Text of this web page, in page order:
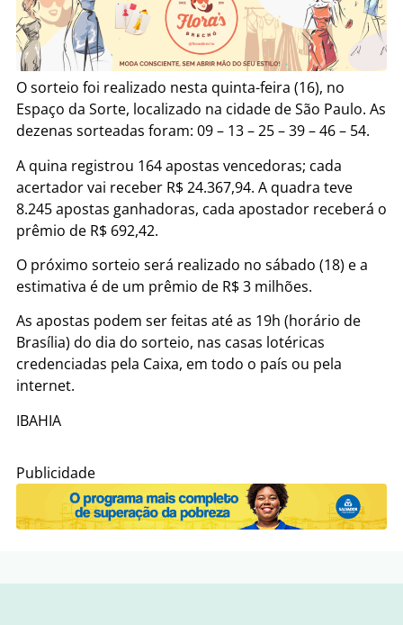
O sorteio foi realizado nesta quinta-feira (16), no
Espaço da Sorte, localizado na cidade de São Paulo. As
dezenas sorteadas foram: 09 – 13 – 25 – 39 – 46 – 54.
A quina registrou 164 apostas vencedoras; cada
acertador vai receber R$ 24.367,94. A quadra teve
8.245 apostas ganhadoras, cada apostador receberá o
prêmio de R$ 692,42.
O próximo sorteio será realizado no sábado (18) e a
estimativa é de um prêmio de R$ 3 milhões.
As apostas podem ser feitas até as 19h (horário de
Brasília) do dia do sorteio, nas casas lotéricas
credenciadas pela Caixa, em todo o país ou pela
internet.
IBAHIA
Publicidade